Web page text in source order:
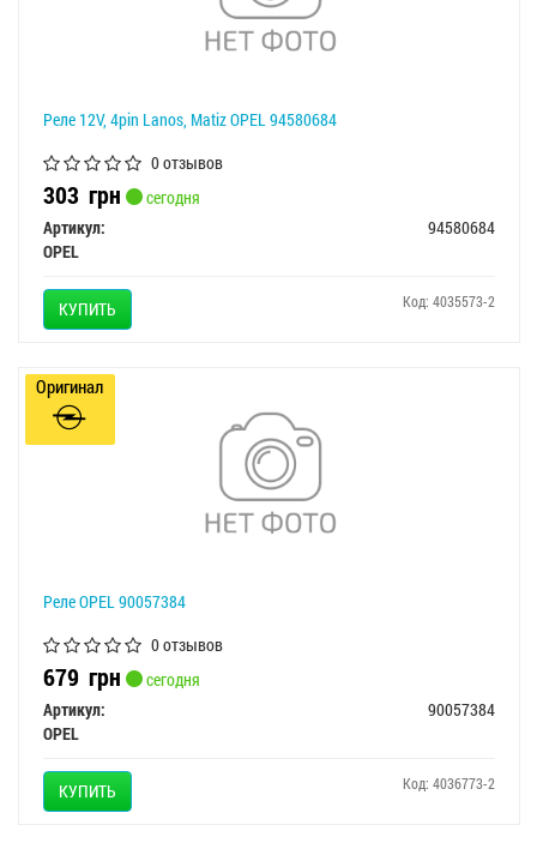
Реле 12V, 4pin Lanos, Matiz OPEL 94580684
0 отзывов
303 грн
сегодня
Артикул:
94580684
OPEL
КУПИТЬ Код: 4035573-2
Реле OPEL 90057384
0 отзывов
679 грн
сегодня
Артикул:
90057384
OPEL
КУПИТЬ Код: 4036773-2
Оригинал